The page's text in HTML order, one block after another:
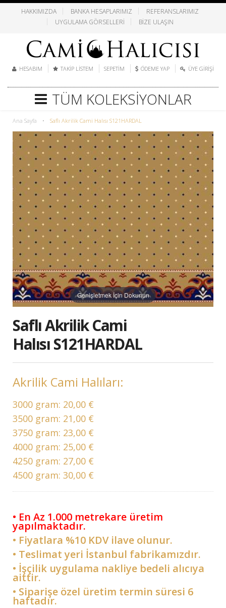
HAKKIMIZDA BANKA HESAPLARIMIZ
REFERANSLARIMIZ
UYGULAMA GÖRSELLERI
BIZE ULAŞIN
HESABIM TAKIP LISTEM SEPETIM ÖDEME YAP ÜYE GIRIŞI
TÜM KOLEKSIYONLAR
Ana Sayfa • Saflı Akrilik Cami Halısı S121HARDAL
Genişletmek İçin Dokunun
Saflı Akrilik Cami
Halısı S121HARDAL
Akrilik Cami Halıları:
3000 gram: 20,00 €
3500 gram: 21,00 €
3750 gram: 23,00 €
4000 gram: 25,00 €
4250 gram: 27,00 €
4500 gram: 30,00 €
• En Az 1.000 metrekare üretim
yapılmaktadır.
• Fiyatlara %10 KDV ilave olunur.
• Teslimat yeri İstanbul fabrikamızdır.
• İşçilik uygulama nakliye bedeli alıcıya
aittir.
• Siparişe özel üretim termin süresi 6
haftadır.